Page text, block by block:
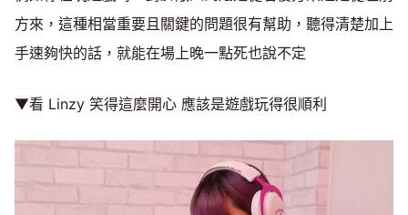
方來，這種相當重要且關鍵的問題很有幫助，聽得清楚加上
手速夠快的話，就能在場上晚一點死也說不定
▼看 Linzy 笑得這麼開心 應該是遊戲玩得很順利